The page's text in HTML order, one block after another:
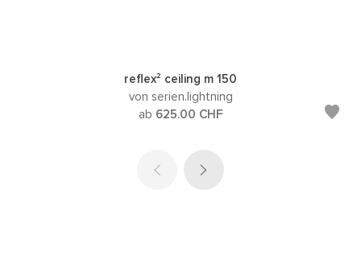
reflex² ceiling m 150
von serien.lightning
ab 625.00 CHF